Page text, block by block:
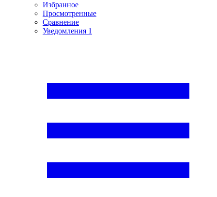
Избранное
Просмотренные
Сравнение
Уведомления 1